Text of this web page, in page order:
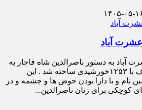
آباد
آباد به دستور ناصرالدین شاه قاجار به
سال ۱۲۹۱قمری مصادف با ۱۲۵۳خورشیدی ساخته شد . این
نام و با دارا بودن حوض ها و چشمه و در
کوچکی برای زنان ناصرالدین...